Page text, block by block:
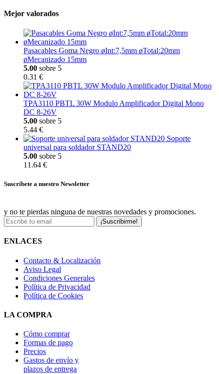
Mejor valorados
Pasacables Goma Negro øInt:7,5mm øTotal:20mm
øMecanizado 15mm
5.00 sobre 5
0.31 €
TPA3110 PBTL 30W Modulo Amplificador Digital Mono
DC 8-26V
5.00 sobre 5
5.44 €
Soporte
universal para soldador STAND20
5.00 sobre 5
11.64 €
Suscríbete a nuestro Newsletter
y no te pierdas ninguna de nuestras novedades y promociones.
¡Suscribirme!
ENLACES
Contacto & Localización
Aviso Legal
Condiciones Generales
Política de Privacidad
Política de Cookies
LA COMPRA
Cómo comprar
Formas de pago
Precios
Gastos de envío y
plazos de entrega